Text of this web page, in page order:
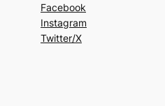
Facebook
Instagram
Twitter/X